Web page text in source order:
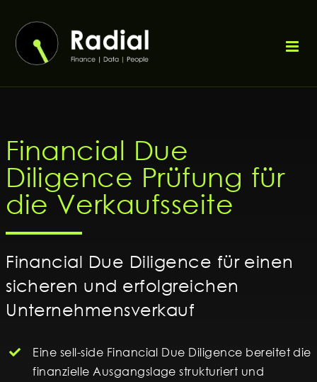
Inhalt
springen
Financial Due
Diligence Prüfung für
die Verkaufsseite
Financial Due Diligence für einen
sicheren und erfolgreichen
Unternehmensverkauf
Eine sell-side Financial Due Diligence bereitet die
finanzielle Ausgangslage strukturiert und